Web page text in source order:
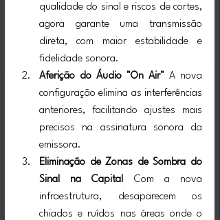
qualidade do sinal e riscos de cortes,
agora garante uma transmissão
direta, com maior estabilidade e
fidelidade sonora.
Aferição do Áudio "On Air" A nova
configuração elimina as interferências
anteriores, facilitando ajustes mais
precisos na assinatura sonora da
emissora.
Eliminação de Zonas de Sombra do
Sinal na Capital Com a nova
infraestrutura, desaparecem os
chiados e ruídos nas áreas onde o